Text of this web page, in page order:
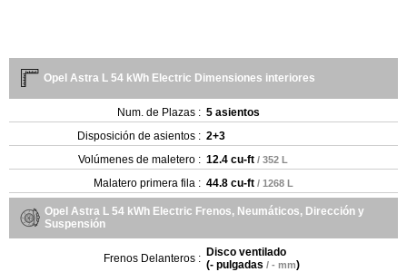
Opel Astra L 54 kWh Electric Dimensiones interiores
Num. de Plazas : 5 asientos
Disposición de asientos : 2+3
Volúmenes de maletero : 12.4 cu-ft / 352 L
Malatero primera fila : 44.8 cu-ft / 1268 L
Opel Astra L 54 kWh Electric Frenos, Neumáticos, Dirección y
Suspensión
Frenos Delanteros : Disco ventilado
(- pulgadas / - mm)